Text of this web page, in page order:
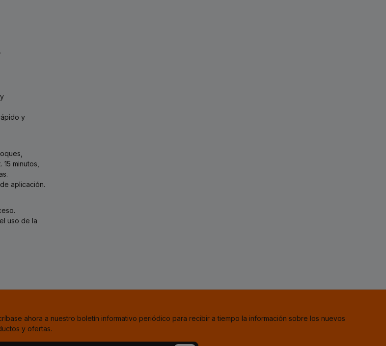
y
minutos,
aplicación.
uso de la
ahora a nuestro boletín informativo periódico para recibir a tiempo la información sobre los nuevos
y ofertas.